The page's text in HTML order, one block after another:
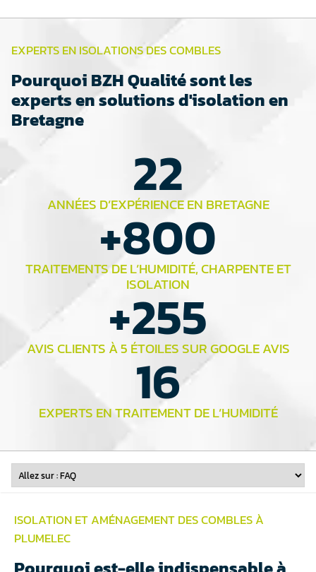
EXPERTS EN ISOLATIONS DES COMBLES
Pourquoi BZH Qualité sont les
experts en solutions d'isolation en
Bretagne
ANNÉES D’EXPÉRIENCE EN BRETAGNE
22
TRAITEMENTS DE L’HUMIDITÉ, CHARPENTE ET
ISOLATION
+800
AVIS CLIENTS À 5 ÉTOILES SUR GOOGLE AVIS
+255
EXPERTS EN TRAITEMENT DE L’HUMIDITÉ
16
ISOLATION ETAMÉNAGEMENT DES COMBLESÀ
PLUMELEC